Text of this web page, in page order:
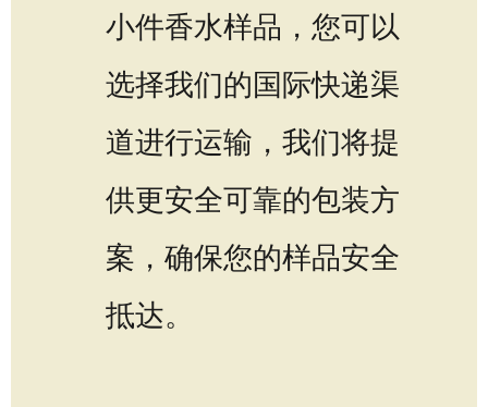
小件香水样品，您可以
选择我们的国际快递渠
道进行运输，我们将提
供更安全可靠的包装方
案，确保您的样品安全
抵达。